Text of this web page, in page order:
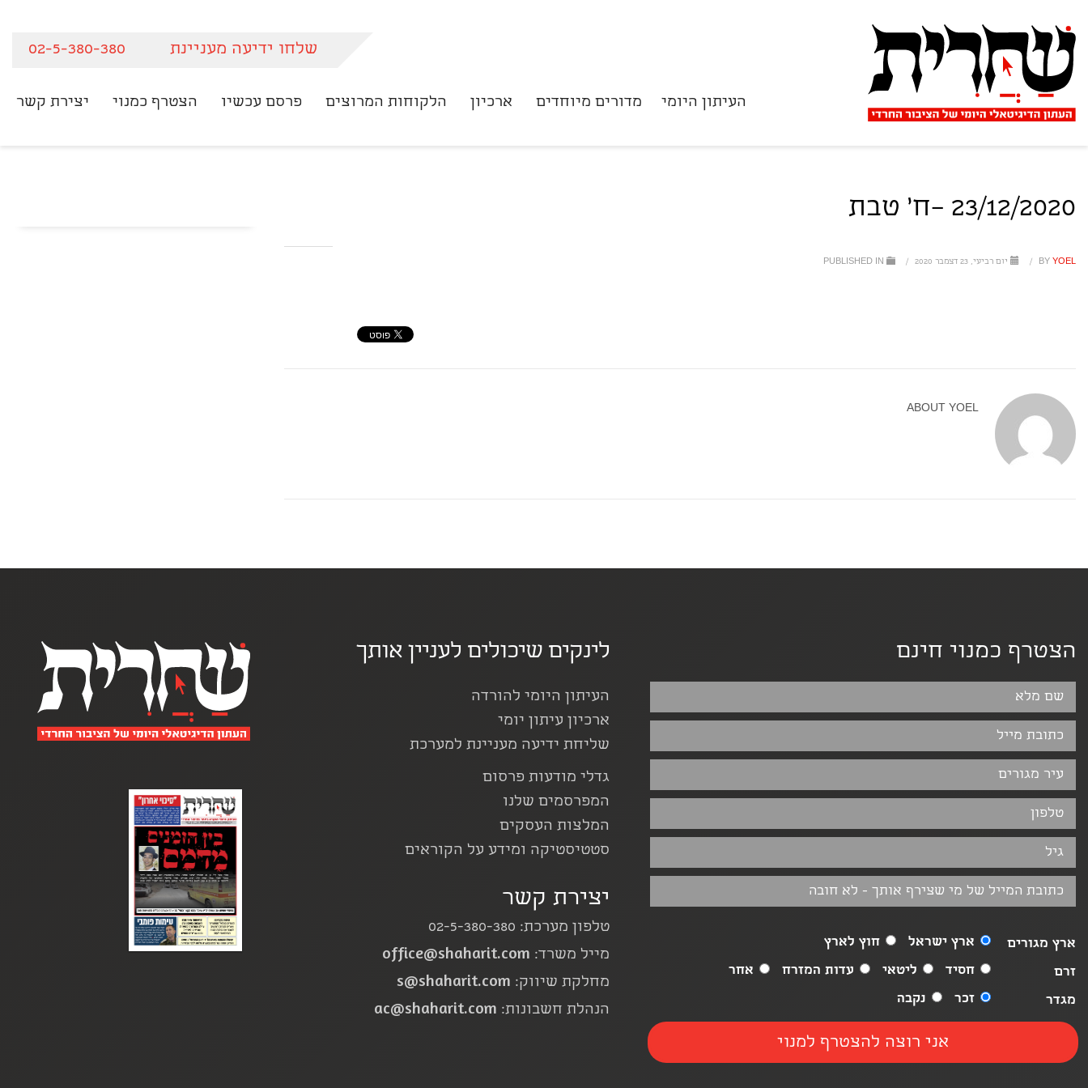
שלחו ידיעה מעניינת 02-5-380-380
העיתון היומי מדורים מיוחדים ארכיון הלקוחות המרוצים פרסם עכשיו הצטרף כמנוי יצירת קשר
23/12/2020 –ח' טבת
BY YOEL
/ יום רביעי, 23 דצמבר 2020 /
ABOUT YOEL
הצטרף כמנוי חינם
ארץ מגורים ארץ ישראל
חוץ לארץ
זרם
חסיד ליטאי עדות המזרח
אחר
מגדר
זכר נקבה
לינקים שיכולים לעניין אותך
העיתון היומי להורדה
ארכיון עיתון יומי
שליחת ידיעה מעניינת למערכת
גדלי מודעות פרסום
המפרסמים שלנו
המלצות העסקים
סטטיסטיקה ומידע על הקוראים
יצירת קשר
טלפון מערכת: 02-5-380-380
מייל משרד: office@shaharit.com
מחלקת שיווק: s@shaharit.com
הנהלת חשבונות: ac@shaharit.com